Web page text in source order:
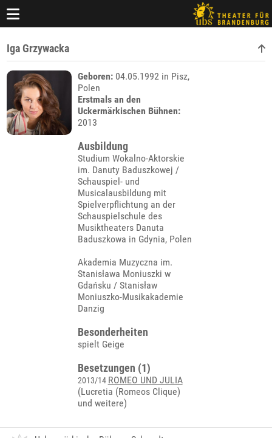
Iga Grzywacka
Geboren:04.05.1992 in Pisz,
Polen
Erstmals an den
Uckermärkischen Bühnen:
2013
Ausbildung
Studium Wokalno-Aktorskie
im. Danuty Baduszkowej /
Schauspiel- und
Musicalausbildung mit
Spielverpflichtung an der
Schauspielschule des
Musiktheaters Danuta
Baduszkowa in Gdynia, Polen
Akademia Muzyczna im.
Stanisława Moniuszki w
Gdańsku / Stanisław
Moniuszko-Musikakademie
Danzig
Besonderheiten
spielt Geige
Besetzungen (1)
2013/14 ROMEO UND JULIA
(Lucretia (Romeos Clique)
und weitere)